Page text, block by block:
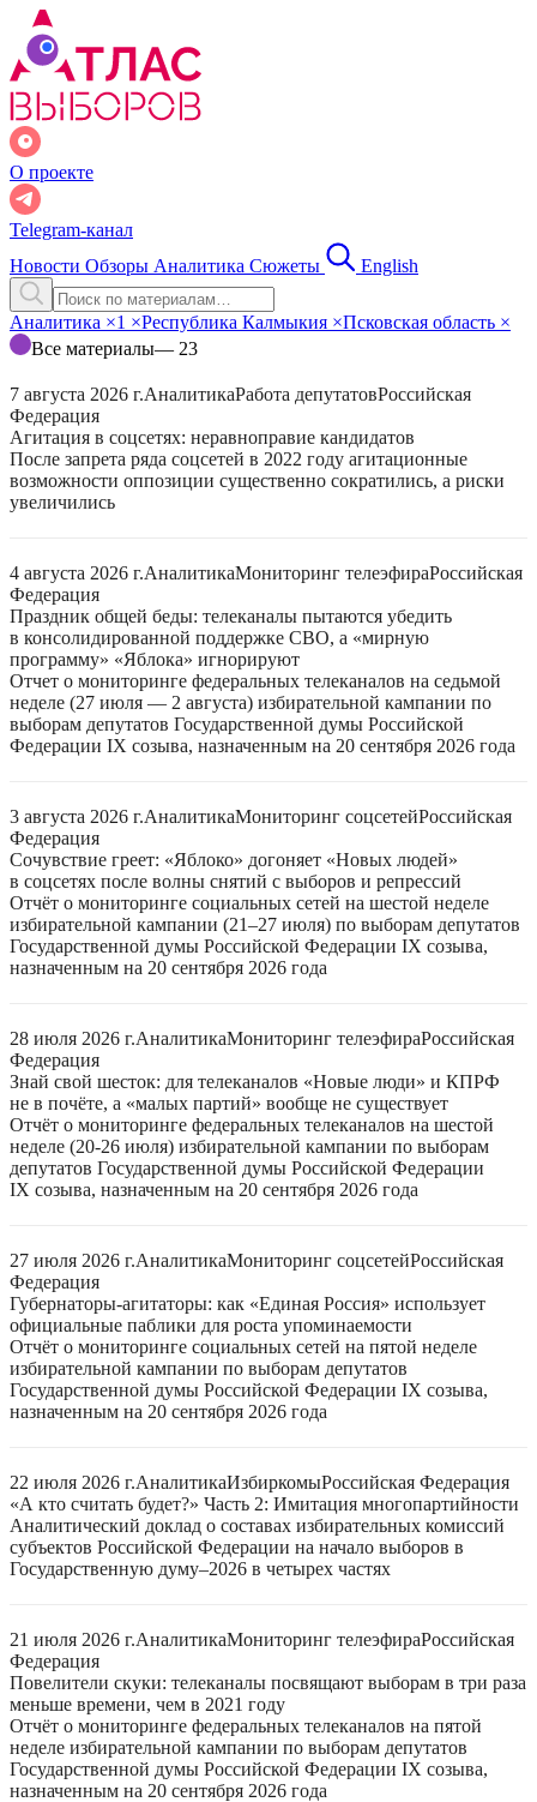
О проекте
Telegram-канал
Новости Обзоры Аналитика Сюжеты English
Аналитика ×1 ×Республика Калмыкия ×Псковская область ×
Все материалы— 23
7 августа 2026 г.АналитикаРабота депутатовРоссийская
Федерация
Агитация в соцсетях: неравноправие кандидатов
После запрета ряда соцсетей в 2022 году агитационные
возможности оппозиции существенно сократились, а риски
увеличились
4 августа 2026 г.АналитикаМониторинг телеэфираРоссийская
Федерация
Праздник общей беды: телеканалы пытаются убедить
в консолидированной поддержке СВО, а «мирную
программу» «Яблока» игнорируют
Отчет о мониторинге федеральных телеканалов на седьмой
неделе (27 июля — 2 августа) избирательной кампании по
выборам депутатов Государственной думы Российской
Федерации IX созыва, назначенным на 20 сентября 2026 года
3 августа 2026 г.АналитикаМониторинг соцсетейРоссийская
Федерация
Сочувствие греет: «Яблоко» догоняет «Новых людей»
в соцсетях после волны снятий с выборов и репрессий
Отчёт о мониторинге социальных сетей на шестой неделе
избирательной кампании (21–27 июля) по выборам депутатов
Государственной думы Российской Федерации IX созыва,
назначенным на 20 сентября 2026 года
28 июля 2026 г.АналитикаМониторинг телеэфираРоссийская
Федерация
Знай свой шесток: для телеканалов «Новые люди» и КПРФ
не в почёте, а «малых партий» вообще не существует
Отчёт о мониторинге федеральных телеканалов на шестой
неделе (20-26 июля) избирательной кампании по выборам
депутатов Государственной думы Российской Федерации
IX созыва, назначенным на 20 сентября 2026 года
27 июля 2026 г.АналитикаМониторинг соцсетейРоссийская
Федерация
Губернаторы-агитаторы: как «Единая Россия» использует
официальные паблики для роста упоминаемости
Отчёт о мониторинге социальных сетей на пятой неделе
избирательной кампании по выборам депутатов
Государственной думы Российской Федерации IX созыва,
назначенным на 20 сентября 2026 года
22 июля 2026 г.АналитикаИзбиркомыРоссийская Федерация
«А кто считать будет?» Часть 2: Имитация многопартийности
Аналитический доклад о составах избирательных комиссий
субъектов Российской Федерации на начало выборов в
Государственную думу–2026 в четырех частях
21 июля 2026 г.АналитикаМониторинг телеэфираРоссийская
Федерация
Повелители скуки: телеканалы посвящают выборам в три раза
меньше времени, чем в 2021 году
Отчёт о мониторинге федеральных телеканалов на пятой
неделе избирательной кампании по выборам депутатов
Государственной думы Российской Федерации IX созыва,
назначенным на 20 сентября 2026 года